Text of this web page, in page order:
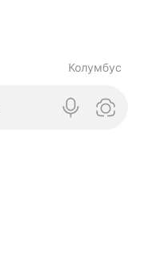
Колумбус